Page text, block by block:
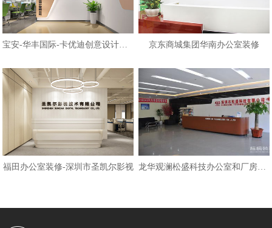
京东商城集团华南办公室装修
福田办公室装修-深圳市圣凯尔影视